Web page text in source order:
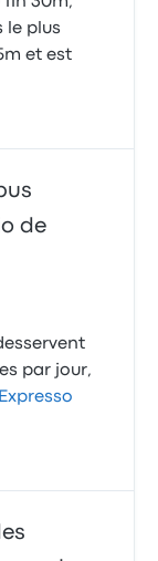
le plus
et est
de
par jour,
Expresso